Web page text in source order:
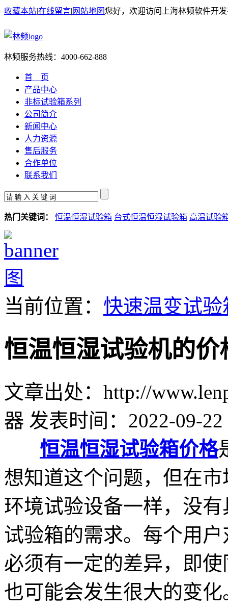
收藏本站|在线留言| 网站地图您好，欢迎访问上海林频软件开
林频服务热线： 4000-662-888
首 页
产品中心
非标试验箱系列
公司简介
新闻中心
人力资源
售后服务
合作单位
联系我们
热门关键词： 恒温恒湿试验箱 台式恒温恒湿试验箱 高温试验
当前位置： 快速温变试验
恒温恒湿试验机的价
文章出处：http://
器 发表时间：2022-09-22
恒温恒湿试验箱价格
想知道这个问题，但在
环境试验设备一样，没
试验箱的需求。每个用
必须有一定的差异，即
也可能会发生很大的变